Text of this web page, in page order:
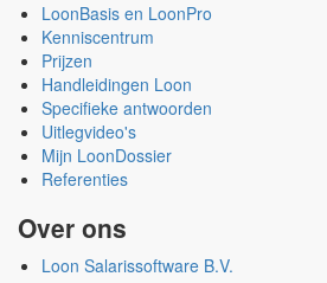
LoonBasis en LoonPro
Kenniscentrum
Prijzen
Handleidingen Loon
Specifieke antwoorden
Uitlegvideo's
Mijn LoonDossier
Referenties
Over ons
Loon Salarissoftware B.V.